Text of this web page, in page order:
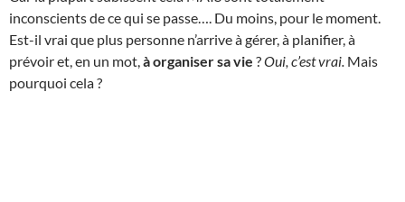
inconscients de ce qui se passe…. Du moins, pour le moment.
Est-il vrai que plus personne n’arrive à gérer, à planifier, à
prévoir et, en un mot, à organiser sa vie ?Oui, c’est vrai. Mais
pourquoi cela ?